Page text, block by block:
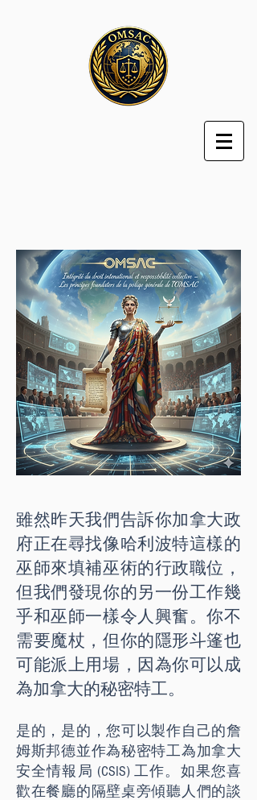
雖然昨天我們告訴你加拿大政
府正在尋找像哈利波特這樣的
巫師來填補巫術的行政職位，
但我們發現你的另一份工作幾
乎和巫師一樣令人興奮。你不
需要魔杖，但你的隱形斗篷也
可能派上用場，因為你可以成
為加拿大的秘密特工。
是的，是的，您可以製作自己的詹
姆斯邦德並作為秘密特工為加拿大
安全情報局 (CSIS) 工作。如果您喜
歡在餐廳的隔壁桌旁傾聽人們的談